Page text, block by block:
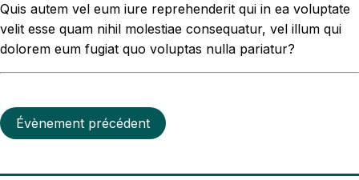
Quis autem vel eum iure reprehenderit qui in ea voluptate
velit esse quam nihil molestiae consequatur, vel illum qui
dolorem eum fugiat quo voluptas nulla pariatur?
Évènement précédent